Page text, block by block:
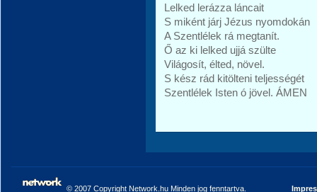
Lelked lerázza láncait
S miként járj Jézus nyomdokán
A Szentlélek rá megtanít.
Ő az ki lelked ujjá szülte
Világosít, élted, növel.
S kész rád kitölteni teljességét
Szentlélek Isten ó jövel. ÁMEN
© 2007 Copyright Network.hu Minden jog fenntartva.